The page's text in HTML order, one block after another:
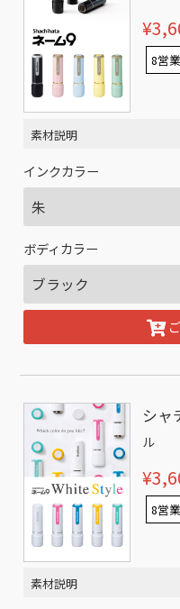
8営
素材説明
インクカラー
ボディカラー
シャ
ル
8営
素材説明